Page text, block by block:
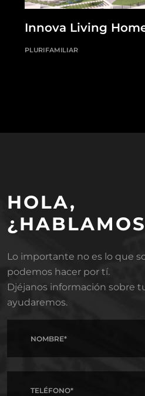
Innova Living
PLURIFAMILIAR
HOLA,
Lo importante no es lo que
podemos hacer por tí.
Djéjanos información sobre
ayudaremos.